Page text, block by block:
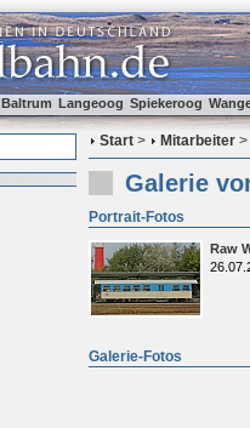
Baltrum Langeoog Spiekeroog
Start > Mitarbeiter >
Galerie
Portrait-Fotos
Raw
Galerie-Fotos